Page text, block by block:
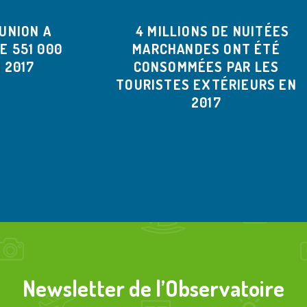
A
551 000
2017
4 MILLIONS DE NUITÉES
MARCHANDES ONT ÉTÉ
CONSOMMÉES PAR LES
TOURISTES EXTÉRIEURS EN
2017
Newsletter de l’Observatoire